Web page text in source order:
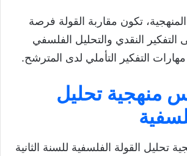
تكون مقاربة القولة فرصة
التفكير النقدي والتحليل الفلسفي
التفكير التأملي لدى المترشح.
منهجية تحليل
تحليل القولة الفلسفية للسنة الثانية